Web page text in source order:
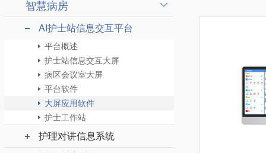
智慧病房
AI护士站信息交互平台
平台概述
护士站信息交互大屏
病区会议室大屏
平台软件
大屏应用软件
护士工作站
护理对讲信息系统